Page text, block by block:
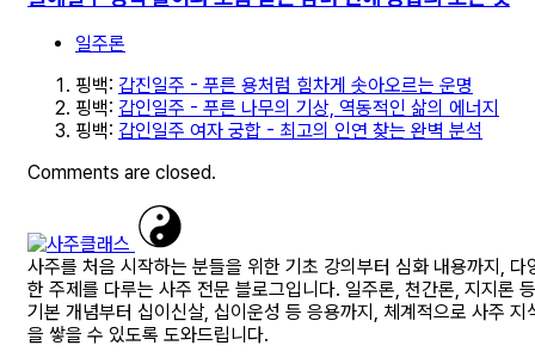
일주론
핑백: 갑진일주 - 푸른 용처럼 힘차게 솟아오르는 운명
핑백: 갑인일주 - 푸른 나무의 기상, 역동적인 삶의 에너지
핑백: 갑인일주 여자 궁합 - 최고의 인연 찾는 완벽 분석
Comments are closed.
사주를 처음 시작하는 분들을 위한 기초 강의부터 심화 내용까지, 다
한 주제를 다루는 사주 전문 블로그입니다. 일주론, 천간론, 지지론 등
기본 개념부터 십이신살, 십이운성 등 응용까지, 체계적으로 사주 지
을 쌓을 수 있도록 도와드립니다.